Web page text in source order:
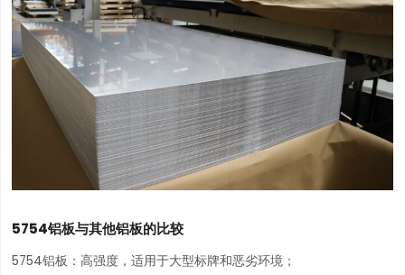
5754铝板与其他铝板的比较
5754铝板：高强度，适用于大型标牌和恶劣环境；